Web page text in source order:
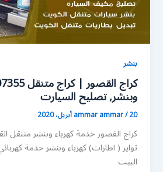
بنشر
وبنشر, تصليح السيارت
ammar ammar/20 أبريل، 2020
كراج القصور خدمة كهرباء وبنشر متنقل
تواير ( اطارات) كهرباء وبنشر خدمة
البيت